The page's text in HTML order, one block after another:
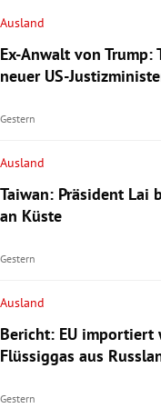
Ausland
Ex-Anwalt von Trump:
neuer US-
Gestern
Ausland
Taiwan: Präsident Lai
an Küste
Gestern
Ausland
Bericht: EU importiert
Flüssiggas aus
Gestern